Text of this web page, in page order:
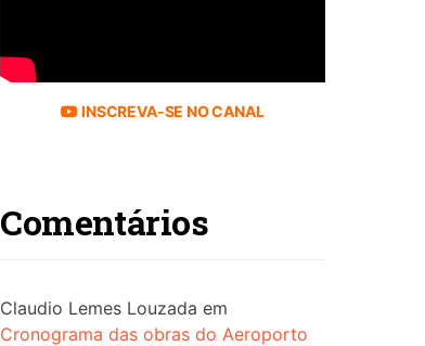
INSCREVA-SE NO CANAL
Comentários
Claudio Lemes Louzada em
Cronograma das obras do Aeroporto